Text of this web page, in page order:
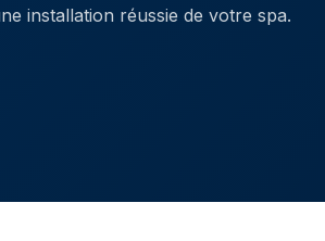
installation réussie de votre spa.